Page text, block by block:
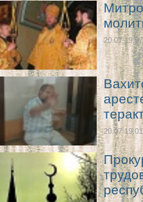
20.07 19:07
20.07 19:01